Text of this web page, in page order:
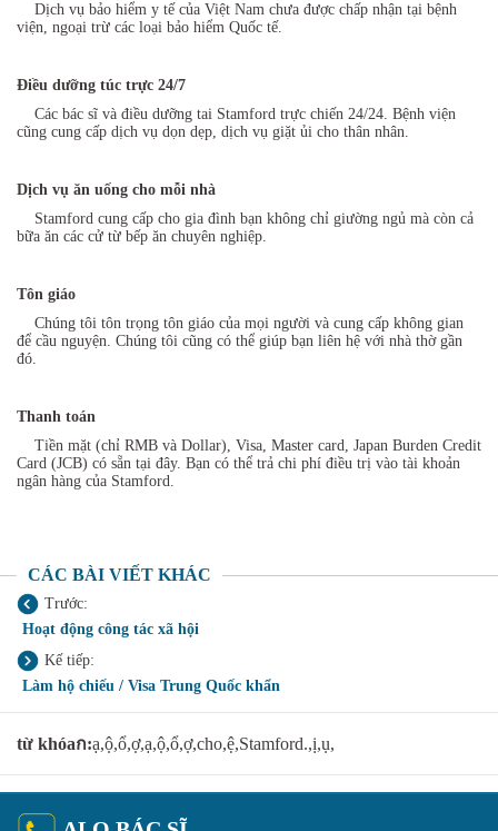
Dịch vụ bảo hiểm y tế của Việt Nam chưa được chấp nhận tại bệnh
viện, ngoại trừ các loại bảo hiểm Quốc tế.
Điều dưỡng túc trực 24/7
Các bác sĩ và điều dưỡng tai Stamford trực chiến 24/24. Bệnh viện
cũng cung cấp dịch vụ dọn dẹp, dịch vụ giặt ủi cho thân nhân.
Dịch vụ ăn uống cho mỗi nhà
Stamford cung cấp cho gia đình bạn không chỉ giường ngủ mà còn cả
bữa ăn các cử từ bếp ăn chuyên nghiệp.
Tôn giáo
Chúng tôi tôn trọng tôn giáo của mọi người và cung cấp không gian
để cầu nguyện. Chúng tôi cũng có thể giúp bạn liên hệ với nhà thờ gần
đó.
Thanh toán
Tiền mặt (chỉ RMB và Dollar), Visa, Master card, Japan Burden Credit
Card (JCB) có sẵn tại đây. Bạn có thể trả chi phí điều trị vào tài khoản
ngân hàng của Stamford.
CÁC BÀI VIẾT KHÁC
Trước:
Hoạt động công tác xã hội
Kế tiếp:
Làm hộ chiếu / Visa Trung Quốc khẩn
từ khóaก:ạ,ộ,ổ,ợ,ạ,ộ,ổ,ợ,cho,ệ,Stamford.,ị,ụ,